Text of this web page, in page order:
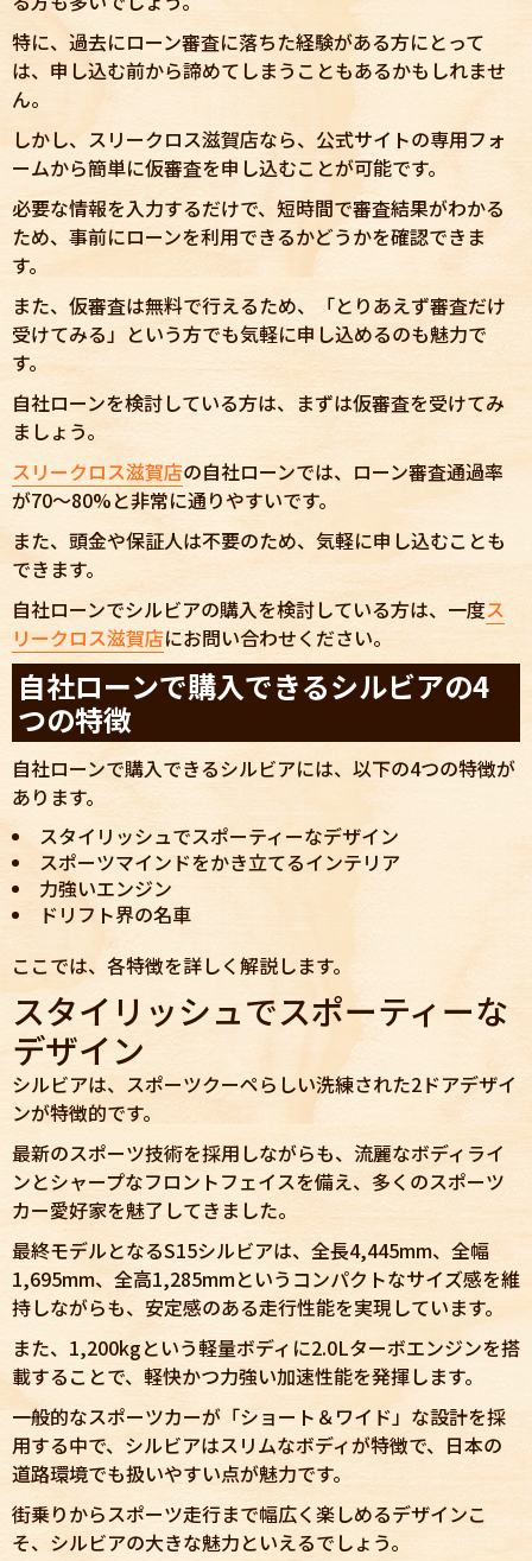
特に、過去にローン審査に落ちた経験がある方にとって
は、申し込む前から諦めてしまうこともあるかもしれませ
ん。
しかし、スリークロス滋賀店なら、公式サイトの専用フォ
ームから簡単に仮審査を申し込むことが可能です。
必要な情報を入力するだけで、短時間で審査結果がわかる
ため、事前にローンを利用できるかどうかを確認できま
す。
また、仮審査は無料で行えるため、「とりあえず審査だけ
受けてみる」という方でも気軽に申し込めるのも魅力で
す。
自社ローンを検討している方は、まずは仮審査を受けてみ
ましょう。
スリークロス滋賀店の自社ローンでは、ローン審査通過率
が70〜80%と非常に通りやすいです。
また、頭金や保証人は不要のため、気軽に申し込むことも
できます。
自社ローンでシルビアの購入を検討している方は、一度ス
リークロス滋賀店にお問い合わせください。
自社ローンで購入できるシルビアの4
つの特徴
自社ローンで購入できるシルビアには、以下の4つの特徴が
あります。
スタイリッシュでスポーティーなデザイン
スポーツマインドをかき立てるインテリア
力強いエンジン
ドリフト界の名車
ここでは、各特徴を詳しく解説します。
スタイリッシュでスポーティーな
デザイン
シルビアは、スポーツクーペらしい洗練された2ドアデザイ
ンが特徴的です。
最新のスポーツ技術を採用しながらも、流麗なボディライ
ンとシャープなフロントフェイスを備え、多くのスポーツ
カー愛好家を魅了してきました。
最終モデルとなるS15シルビアは、全長4,445mm、全幅
1,695mm、全高1,285mmというコンパクトなサイズ感を維
持しながらも、安定感のある走行性能を実現しています。
また、1,200kgという軽量ボディに2.0Lターボエンジンを搭
載することで、軽快かつ力強い加速性能を発揮します。
一般的なスポーツカーが「ショート＆ワイド」な設計を採
用する中で、シルビアはスリムなボディが特徴で、日本の
道路環境でも扱いやすい点が魅力です。
街乗りからスポーツ走行まで幅広く楽しめるデザインこ
そ、シルビアの大きな魅力といえるでしょう。